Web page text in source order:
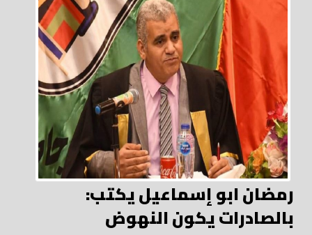
رمضان ابو إسماعيل يكتب:
بالصادرات يكون النهوض